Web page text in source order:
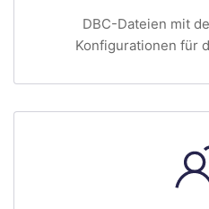
DBC-Dateien mit
Konfigurationen für